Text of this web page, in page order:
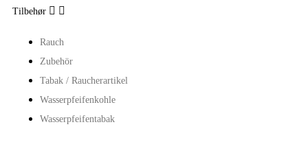
Tilbehør  
Rauch
Zubehör
Tabak / Raucherartikel
Wasserpfeifenkohle
Wasserpfeifentabak